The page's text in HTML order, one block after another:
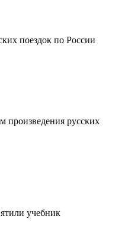
поездок по России
произведения русских
учебник